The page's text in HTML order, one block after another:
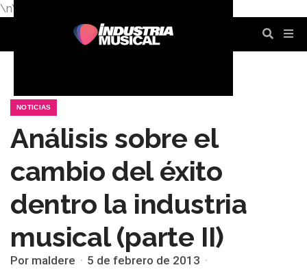
\n\n
NOTICIAS
Análisis sobre el
cambio del éxito
dentro la industria
musical (parte II)
Por maldere 5 de febrero de 2013